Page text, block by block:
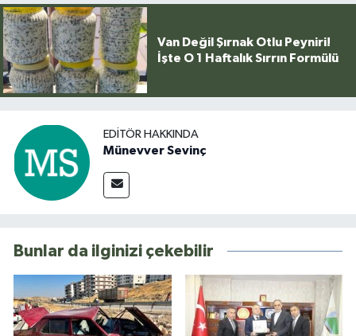
Van Değil Şırnak Otlu Peyniri!
İşte O 1 Haftalık Sırrın Formülü
EDITÖR HAKKINDA
Münevver Sevinç
Bunlar da ilginizi çekebilir